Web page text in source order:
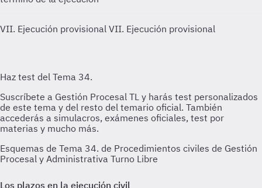
VII. Ejecución provisional VII. Ejecución provisional
Esquemas de Tema 34. de Procedimientos civiles de Gestión
Procesal y Administrativa Turno Libre
Los plazos en la ejecución civil